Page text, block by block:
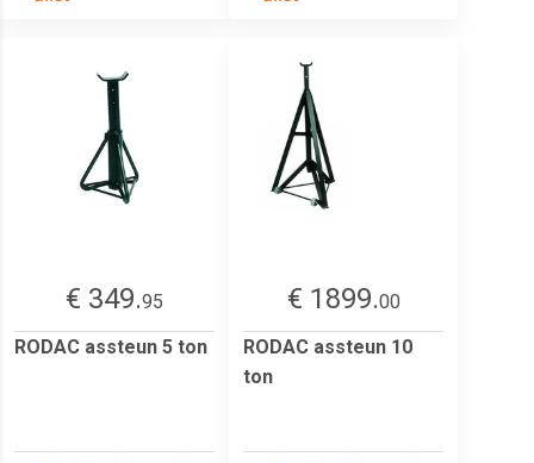
€ 349.95
RODAC assteun 5 ton
€ 1899.00
RODAC assteun 10
ton